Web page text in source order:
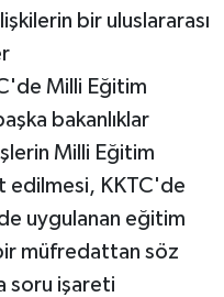
bir uluslararası
Milli Eğitim
bakanlıklar
Milli Eğitim
edilmesi, KKTC'de
uygulanan eğitim
müfredattan söz
soru işareti